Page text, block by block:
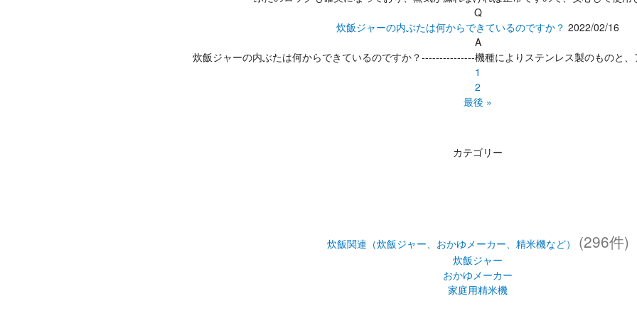
Q
炊飯ジャーの内ぶたは何からできているのですか？ 2022/02/16
A
炊飯ジャーの内ぶたは何からできているのですか？---------------機種によりステンレス製のものと、
1
2
最後 »
カテゴリー
炊飯関連（炊飯ジャー、おかゆメーカー、精米機など） (296件)
炊飯ジャー
おかゆメーカー
家庭用精米機